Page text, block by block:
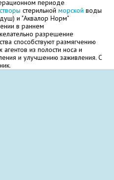
периоде
стерильной морской воды
и "Аквалор Норм"
в раннем
разрешение
способствуют размягчению
из полости носа и
и улучшению заживления. С